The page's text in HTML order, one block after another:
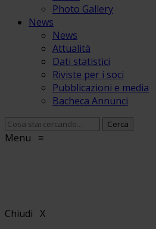
Photo Gallery
News
News
Attualità
Dati statistici
Riviste per i soci
Pubblicazioni e media
Bacheca Annunci
Menu ≡
Chiudi X